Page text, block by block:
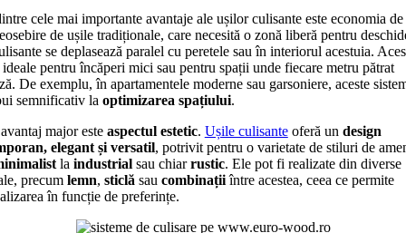
cele mai importante avantaje ale ușilor culisante este economia de
de ușile tradiționale, care necesită o zonă liberă pentru
se deplasează paralel cu peretele sau în interiorul acestuia.
pentru încăperi mici sau pentru spații unde fiecare metru pătrat
De exemplu, în apartamentele moderne sau garsoniere, aceste
semnificativ la optimizarea spațiului.
major este aspectul estetic. Ușile culisanteoferă un design
elegant și versatil, potrivit pentru o varietate de stiluri de
la industrialsau chiarrustic. Ele pot fi realizate din diverse
precum lemn, sticlă sau combinațiiîntre acestea, ceea ce permite
în funcție de preferințe.